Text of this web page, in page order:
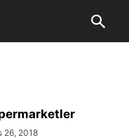
26, 2018